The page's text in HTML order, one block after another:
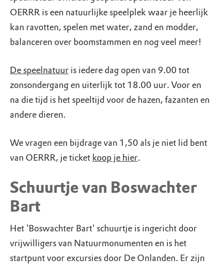
OERRR is een natuurlijke speelplek waar je heerlijk
kan ravotten, spelen met water, zand en modder,
balanceren over boomstammen en nog veel meer!
De speelnatuur is iedere dag open van 9.00 tot
zonsondergang en uiterlijk tot 18.00 uur. Voor en
na die tijd is het speeltijd voor de hazen, fazanten en
andere dieren.
We vragen een bijdrage van 1,50 als je niet lid bent
van OERRR, je ticket koop je hier.
Schuurtje van Boswachter
Bart
Het 'Boswachter Bart' schuurtje is ingericht door
vrijwilligers van Natuurmonumenten en is het
startpunt voor excursies door De Onlanden. Er zijn